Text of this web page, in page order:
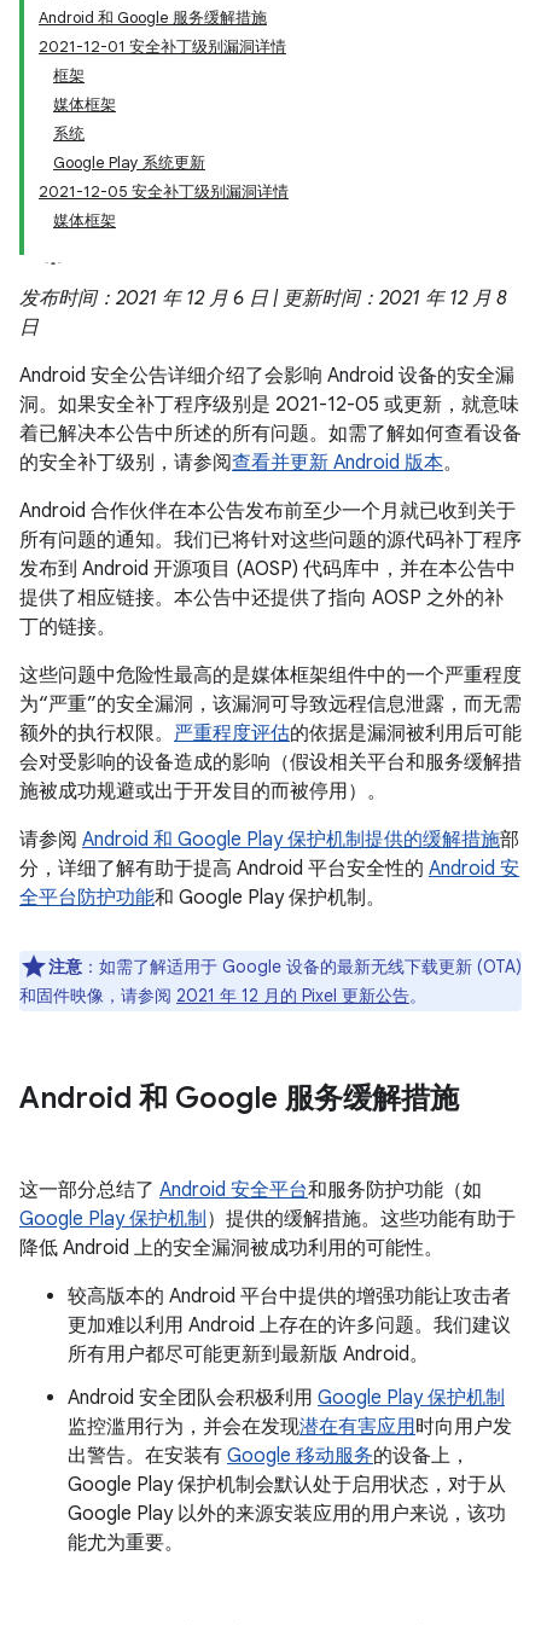
Android 和 Google 服务缓解措施
2021-12-01 安全补丁级别漏洞详情
框架
媒体框架
系统
Google Play 系统更新
2021-12-05 安全补丁级别漏洞详情
媒体框架
发布时间：2021 年 12 月 6 日 | 更新时间：2021 年 12 月 8
日
Android 安全公告详细介绍了会影响 Android 设备的安全漏
洞。如果安全补丁程序级别是 2021-12-05 或更新，就意味
着已解决本公告中所述的所有问题。如需了解如何查看设备
的安全补丁级别，请参阅查看并更新 Android 版本。
Android 合作伙伴在本公告发布前至少一个月就已收到关于
所有问题的通知。我们已将针对这些问题的源代码补丁程序
发布到 Android 开源项目 (AOSP) 代码库中，并在本公告中
提供了相应链接。本公告中还提供了指向 AOSP 之外的补
丁的链接。
这些问题中危险性最高的是媒体框架组件中的一个严重程度
为“严重”的安全漏洞，该漏洞可导致远程信息泄露，而无需
额外的执行权限。 严重程度评估的依据是漏洞被利用后可能
会对受影响的设备造成的影响（假设相关平台和服务缓解措
施被成功规避或出于开发目的而被停用）。
请参阅 Android 和 Google Play 保护机制提供的缓解措施部
分，详细了解有助于提高 Android 平台安全性的 Android 安
全平台防护功能和 Google Play 保护机制。
注意 ：如需了解适用于 Google 设备的最新无线下载更新 (OTA)
和固件映像，请参阅 2021 年 12 月的 Pixel 更新公告。
Android 和 Google 服务缓解措施
这一部分总结了 Android 安全平台和服务防护功能（如
Google Play 保护机制 ）提供的缓解措施。这些功能有助于
降低 Android 上的安全漏洞被成功利用的可能性。
较高版本的 Android 平台中提供的增强功能让攻击者
更加难以利用 Android 上存在的许多问题。我们建议
所有用户都尽可能更新到最新版 Android。
Android 安全团队会积极利用 Google Play 保护机制
监控滥用行为，并会在发现潜在有害应用时向用户发
出警告。在安装有 Google 移动服务的设备上，
Google Play 保护机制会默认处于启用状态，对于从
Google Play 以外的来源安装应用的用户来说，该功
能尤为重要。